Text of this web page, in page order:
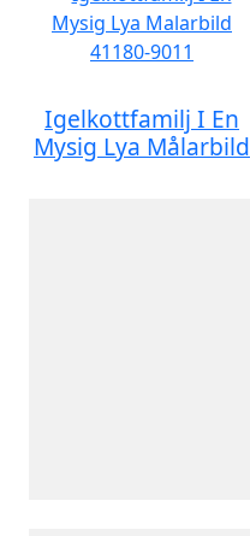
Igelkottfamilj I En
Mysig Lya Målarbild